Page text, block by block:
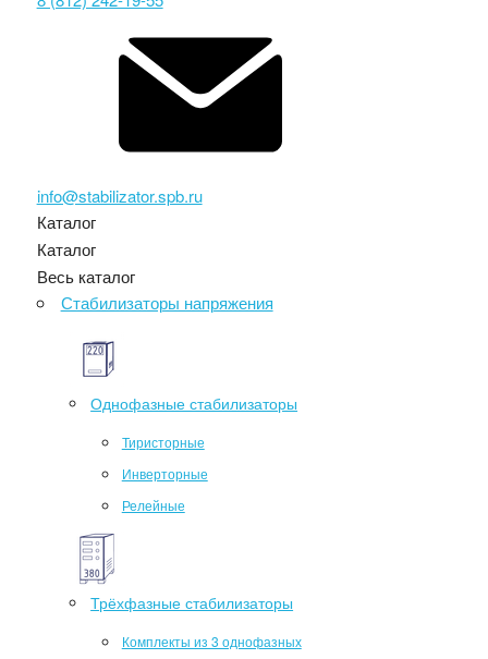
info@stabilizator.spb.ru
Каталог
Каталог
Весь каталог
Стабилизаторы напряжения
Однофазные стабилизаторы
Тиристорные
Инверторные
Релейные
Трёхфазные стабилизаторы
Комплекты из 3 однофазных